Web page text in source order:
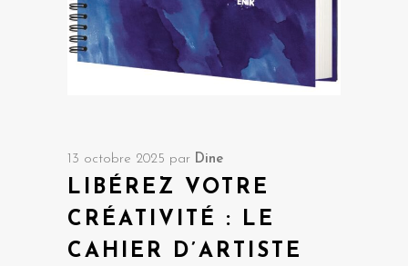
13 octobre 2025 par Dine
LIBÉREZ VOTRE
CRÉATIVITÉ : LE
CAHIER D’ARTISTE